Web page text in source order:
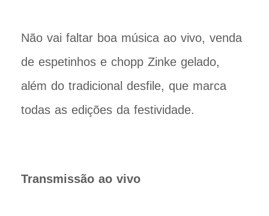
Não vai faltar boa música ao vivo, venda
de espetinhos e chopp Zinke gelado,
além do tradicional desfile, que marca
todas as edições da festividade.
Transmissão ao vivo